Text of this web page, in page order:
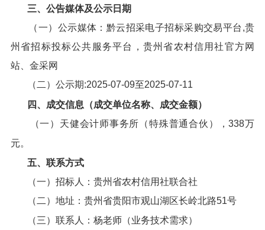
三、公告媒体及公示日期
（一）公示媒体：黔云招采电子招标采购交易平台,贵
州省招标投标公共服务平台，贵州省农村信用社官方网
站、金采网
（二）公示期:2025-07-09至2025-07-11
四、成交信息（成交单位名称、成交金额）
（一）天健会计师事务所（特殊普通合伙），338万
元。
五、联系方式
（一）招标人：贵州省农村信用社联合社
（二）地址：贵州省贵阳市观山湖区长岭北路51号
（三）联系人：杨老师（业务技术需求）